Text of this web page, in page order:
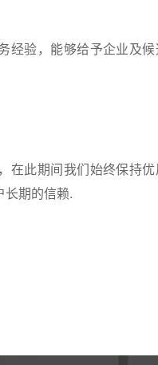
经验，能够给予企业及
在此期间我们始终保持
长期的信赖.